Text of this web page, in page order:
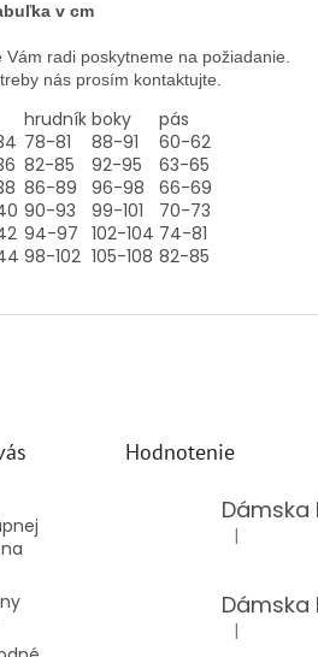
v cm
Vám radi poskytneme na požiadanie.
nás prosím kontaktujte.
hrudník boky
pás
78-81 88-91
60-62
82-85 92-95
63-65
86-89 96-98
66-69
90-93 99-101
70-73
94-97 102-104 74-81
98-102 105-108 82-85
Hodnotenie
|
|